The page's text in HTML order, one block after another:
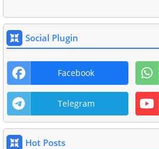
Social Plugin
Facebook
Telegram
Hot Posts